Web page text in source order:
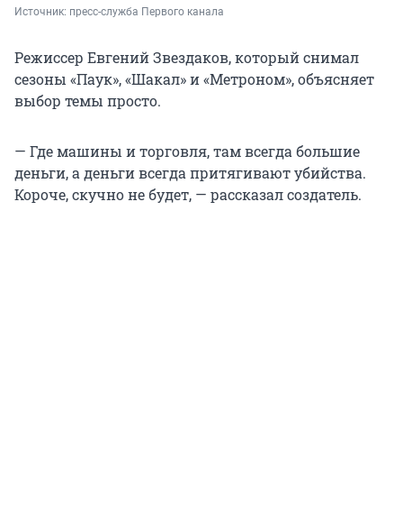
Источник: пресс-служба Первого канала
Режиссер Евгений Звездаков, который снимал
сезоны «Паук», «Шакал» и «Метроном», объясняет
выбор темы просто.
— Где машины и торговля, там всегда большие
деньги, а деньги всегда притягивают убийства.
Короче, скучно не будет, — рассказал создатель.